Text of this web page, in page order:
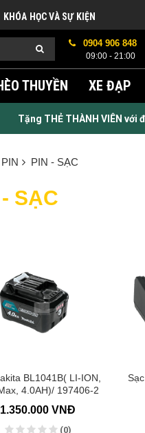
KHÓA HỌC VÀ SỰ KIỆN
0904 906 848
09:00 - 21:00
THUYỀN XE ĐẠP
Tặng THẺ THÀNH VIÊN với
PIN - SẠC
SẠC
BL1041B( LI-ION,
4.0AH)/ 197406-2
1.350.000 VNĐ
(0)